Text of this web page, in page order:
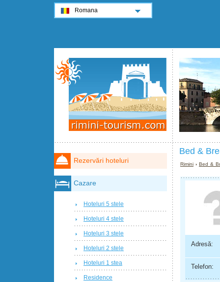
Bed &
Rimini ›Bed &
Adresă:
Telefon:
Rezervări hoteluri
Cazare
Hoteluri 5 stele
Hoteluri 4 stele
Hoteluri 3 stele
Hoteluri 2 stele
Hoteluri 1 stea
Residence
Romana